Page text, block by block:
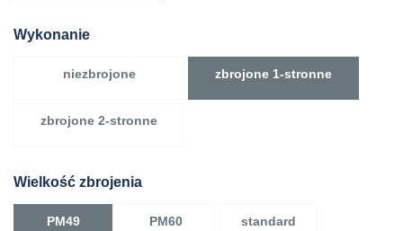
Wykonanie
niezbrojone zbrojone 1-stronne
zbrojone 2-stronne
Wielkość zbrojenia
PM49 PM60 standard